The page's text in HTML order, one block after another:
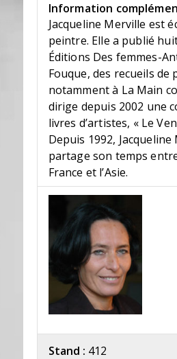
Information
Jacqueline Merville est
peintre. Elle a publié
Éditions Des femmes-
Fouque, des recueils de
notamment à La Main
dirige depuis 2002 une
livres d’artistes, « Le
Depuis 1992,
partage son temps
France et l’Asie.
Stand : 412